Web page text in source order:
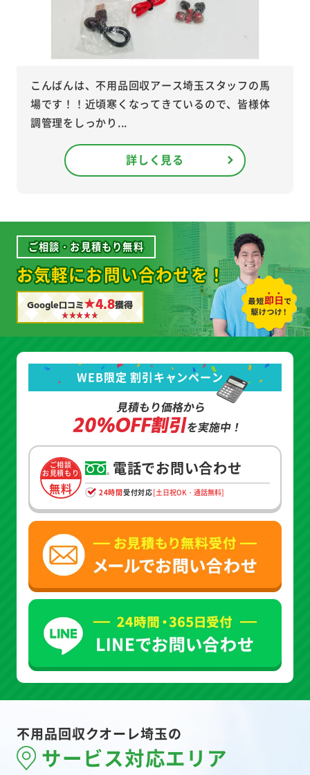
こんばんは、不用品回収アース埼玉スタッフの馬
場です！！近頃寒くなってきているので、皆様体
調管理をしっかり...
詳しく見る
ご相談・お見積もり無料
お気軽にお問い合わせを！
Google口コミ★4.8獲得
WEB限定 割引キャンペーン
見積もり価格から
20%OFF割引を実施中！
ご相談
お見積もり
無料
電話でお問い合わせ
24時間受付対応[土日祝OK・通話無料]
不用品回収クオーレ埼玉の
サービス対応エリア